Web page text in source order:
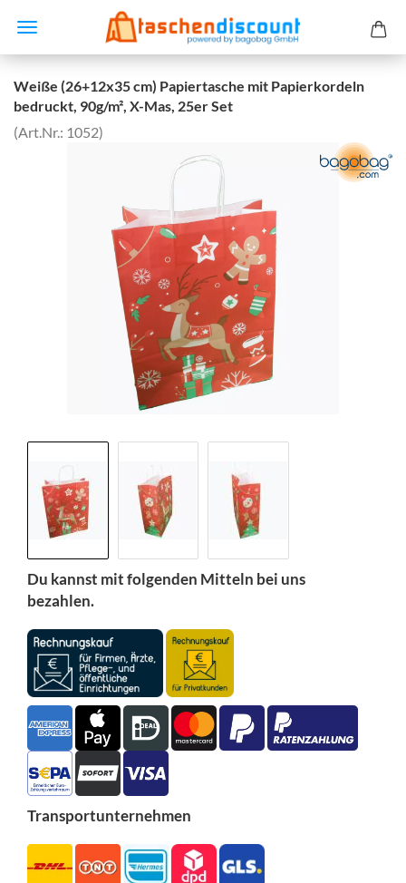
Weiße (26+12x35 cm) Papiertasche mit Papierkordeln
bedruckt, 90g/m², X-Mas, 25er Set
(Art.Nr.: 1052)
Du kannst mit folgenden Mitteln bei uns
bezahlen.
Transportunternehmen